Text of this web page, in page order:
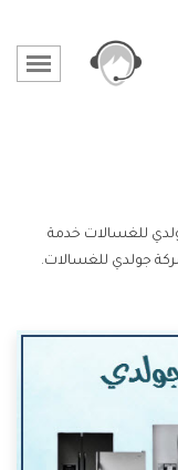
للغسالات خدمة
جولدي للغسالات.